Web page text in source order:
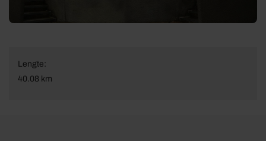
Lengte:
40.08 km